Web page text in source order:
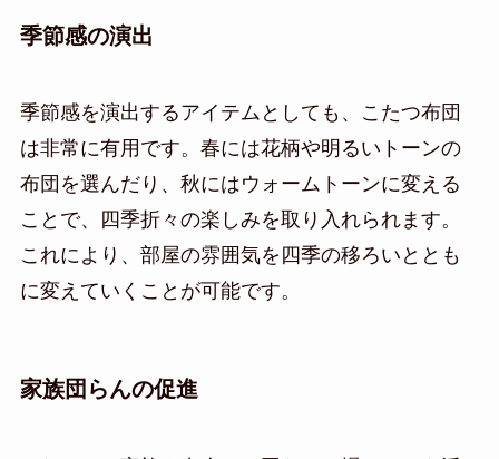
季節感の演出
季節感を演出するアイテムとしても、こたつ布団
は非常に有用です。春には花柄や明るいトーンの
布団を選んだり、秋にはウォームトーンに変える
ことで、四季折々の楽しみを取り入れられます。
これにより、部屋の雰囲気を四季の移ろいととも
に変えていくことが可能です。
家族団らんの促進